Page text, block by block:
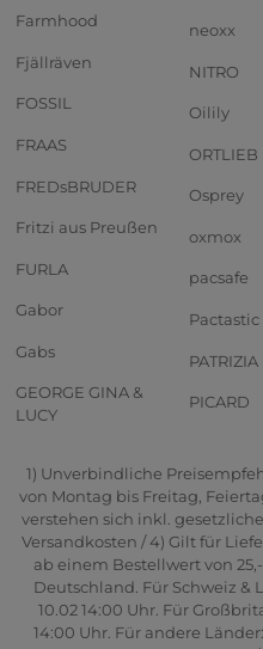
Farmhood
Fjällräven
FOSSIL
FRAAS
FREDsBRUDER
Fritzi aus Preußen
FURLA
Gabor
Gabs
GEORGE GINA &
LUCY
neoxx
NITRO
Oilily
ORTLIEB
Osprey
oxmox
pacsafe
Pactastic
PATRIZIA
PICARD
1) Unverbindliche
von Montag bis Freitag,
verstehen sich inkl.
Versandkosten / 4) Gilt für
ab einem Bestellwert von
Deutschland. Für Schweiz
10.02 14:00 Uhr. Für
14:00 Uhr. Für andere